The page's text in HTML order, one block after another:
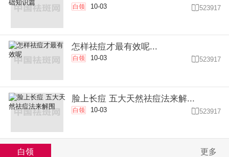
白领 10-03 523917
怎样祛痘才最有效呢...
白领 10-03 523917
脸上长痘 五大天然祛痘法来解...
白领 10-03 523917
白领 更多